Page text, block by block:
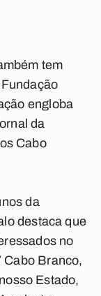
tem
engloba
da
Cabo
da
destaca que
no
Cabo Branco,
Estado,